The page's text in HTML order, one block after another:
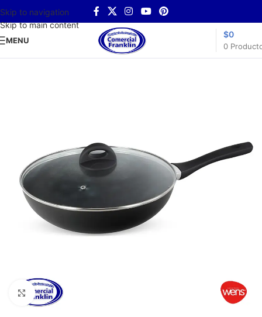
Skip to navigation
Skip to main content
MENU
0
$0
Haga clic para ampliar